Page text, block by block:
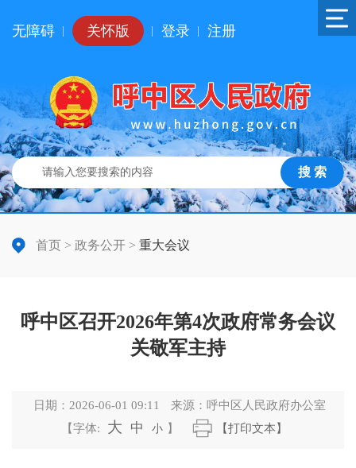
无障碍 关怀版 登录 注册
搜 索
首页 > 政务公开 > 重大会议
呼中区召开2026年第4次政府常务会议
关敬军主持
日期： 2026-06-01 09:11 来源： 呼中区人民政府办公室
【字体:
大 中 小 】 【打印文本】